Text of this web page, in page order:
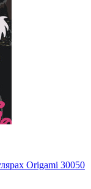
Origami 30050